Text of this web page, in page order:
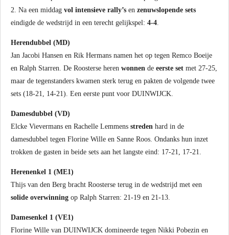
2. Na een middag vol intensieve rally’s en zenuwslopende sets
eindigde de wedstrijd in een terecht gelijkspel: 4-4.
Herendubbel (MD)
Jan Jacobi Hansen en Rik Hermans namen het op tegen Remco Boeije
en Ralph Starren. De Roosterse heren wonnen de eerste set met 27-25,
maar de tegenstanders kwamen sterk terug en pakten de volgende twee
sets (18-21, 14-21). Een eerste punt voor DUINWIJCK.
Damesdubbel (VD)
Elcke Vievermans en Rachelle Lemmens streden hard in de
damesdubbel tegen Florine Wille en Sanne Roos. Ondanks hun inzet
trokken de gasten in beide sets aan het langste eind: 17-21, 17-21.
Herenenkel 1 (ME1)
Thijs van den Berg bracht Roosterse terug in de wedstrijd met een
solide overwinning op Ralph Starren: 21-19 en 21-13.
Damesenkel 1 (VE1)
Florine Wille van DUINWIJCK domineerde tegen Nikki Pobezin en